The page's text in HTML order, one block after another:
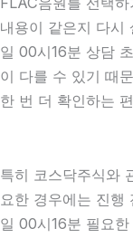
내용이 같은지 다
일 00시16분 상담
이 다를 수 있기 때
한 번 더 확인하는
특히 코스닥주식와
요한 경우에는 진
일 00시16분 필요